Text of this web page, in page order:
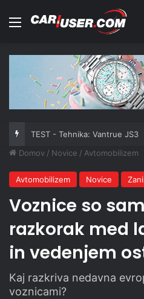
Meni
TEST - Tehnika: Vantrue JS3
Domov / Novice / Avtomobilizem
Avtomobilizem Novice
Voznice so
razkorak med
in vedenjem
Kaj razkriva nedavna
voznicami?